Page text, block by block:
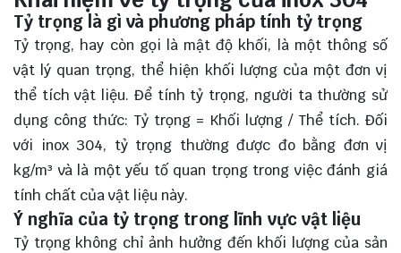
Tỷ trọng là gì và phương pháp tính tỷ trọng
Tỷ trọng, hay còn gọi là mật độ khối, là một thông số
vật lý quan trọng, thể hiện khối lượng của một đơn vị
thể tích vật liệu. Để tính tỷ trọng, người ta thường sử
dụng công thức: Tỷ trọng = Khối lượng / Thể tích. Đối
với inox 304, tỷ trọng thường được đo bằng đơn vị
kg/m³ và là một yếu tố quan trọng trong việc đánh giá
tính chất của vật liệu này.
Ý nghĩa của tỷ trọng trong lĩnh vực vật liệu
Tỷ trọng không chỉ ảnh hưởng đến khối lượng của sản